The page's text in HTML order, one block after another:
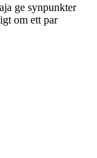
ge synpunkter
om ett par